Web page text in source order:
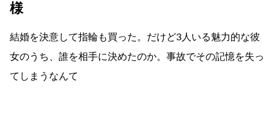
様
結婚を決意して指輪も買った。だけど3人いる魅力的な彼
女のうち、誰を相手に決めたのか。事故でその記憶を失っ
てしまうなんて